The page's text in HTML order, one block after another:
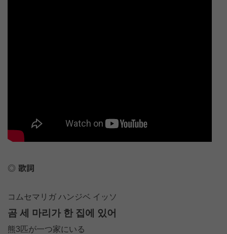
歌詞
コムセマリガ ハンジベ イッソ
곰 세 마리가 한 집에 있어
熊3匹が一つ家にいる